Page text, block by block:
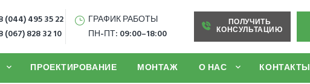
(044) 495 35 22
(067) 828 32 10
ГРАФИК РАБОТЫ
ПН-ПТ: 09:00–18:00
ПОЛУЧИТЬ
КОНСУЛЬТАЦИЮ
ПРОЕКТИРОВАНИЕ МОНТАЖ О НАС КОНТАКТЫ